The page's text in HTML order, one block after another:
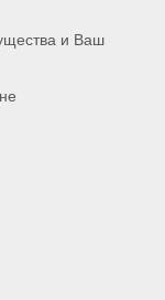
и Ваш